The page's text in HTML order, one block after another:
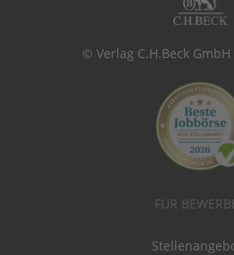
© Verlag C.H.Beck GmbH
FÜR